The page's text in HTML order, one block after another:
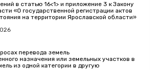
в статью 16<1> и приложение 3 к Закону
«О государственной регистрации актов
на территории Ярославской области»
перевода земель
назначения или земельных участков в
из одной категории в другую